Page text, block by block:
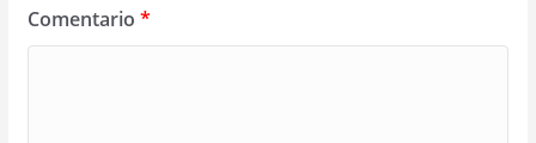
Comentario *